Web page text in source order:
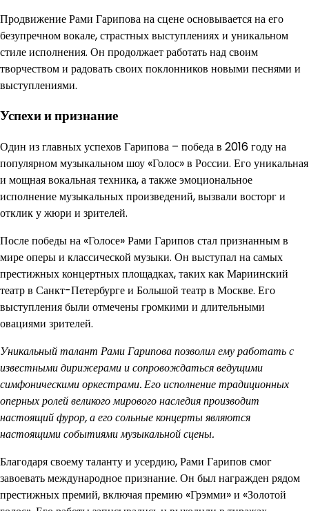
Продвижение Рами Гарипова на сцене основывается на его
безупречном вокале, страстных выступлениях и уникальном
стиле исполнения. Он продолжает работать над своим
творчеством и радовать своих поклонников новыми песнями и
выступлениями.
Успехи и признание
Один из главных успехов Гарипова – победа в 2016 году на
популярном музыкальном шоу «Голос» в России. Его уникальная
и мощная вокальная техника, а также эмоциональное
исполнение музыкальных произведений, вызвали восторг и
отклик у жюри и зрителей.
После победы на «Голосе» Рами Гарипов стал признанным в
мире оперы и классической музыки. Он выступал на самых
престижных концертных площадках, таких как Мариинский
театр в Санкт-Петербурге и Большой театр в Москве. Его
выступления были отмечены громкими и длительными
овациями зрителей.
Уникальный талант Рами Гарипова позволил ему работать с
известными дирижерами и сопровождаться ведущими
симфоническими оркестрами. Его исполнение традиционных
оперных ролей великого мирового наследия производит
настоящий фурор, а его сольные концерты являются
настоящими событиями музыкальной сцены.
Благодаря своему таланту и усердию, Рами Гарипов смог
завоевать международное признание. Он был награжден рядом
престижных премий, включая премию «Грэмми» и «Золотой